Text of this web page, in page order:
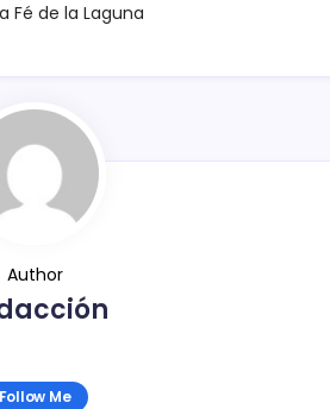
Fé de la Laguna
Author
Follow Me